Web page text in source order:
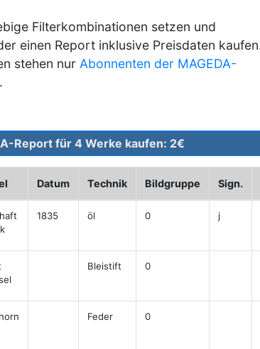
Filterkombinationen setzen und
einen Report inklusive Preisdaten
stehen nur Abonnenten der MAGEDA-
Datum Technik Bildgruppe Sign.
1835 öl 0 j
Bleistift 0
Feder 0